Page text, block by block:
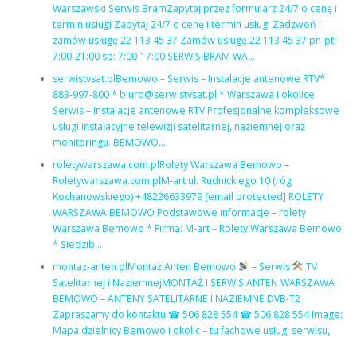
Warszawski Serwis BramZapytaj przez formularz 24/7 o cenę i
termin usługi Zapytaj 24/7 o cenę i termin usługi Zadzwoń i
zamów usługę 22 113 45 37 Zamów usługę 22 113 45 37 pn-pt:
7:00-21:00 sb: 7:00-17:00 SERWIS BRAM WA…
serwistvsat.plBemowo – Serwis – Instalacje antenowe RTV*
883-997-800 * biuro@serwistvsat.pl * Warszawa i okolice
Serwis – Instalacje antenowe RTV Profesjonalne kompleksowe
usługi instalacyjne telewizji satelitarnej, naziemnej oraz
monitoringu. BEMOWO…
roletywarszawa.com.plRolety Warszawa Bemowo –
Roletywarszawa.com.plM-art ul. Rudnickiego 10 (róg
Kochanowskiego) +48226633979 [email protected] ROLETY
WARSZAWA BEMOWO Podstawowe informacje – rolety
Warszawa Bemowo * Firma: M-art – Rolety Warszawa Bemowo
* Siedzib…
montaz-anten.plMontaż Anten Bemowo
– Serwis
TV
Satelitarnej i NaziemnejMONTAŻ I SERWIS ANTEN WARSZAWA
BEMOWO – ANTENY SATELITARNE I NAZIEMNE DVB-T2
Zapraszamy do kontaktu ☎ 506 828 554 ☎ 506 828 554 Image:
Mapa dzielnicy Bemowo i okolic – tu fachowe usługi serwisu,